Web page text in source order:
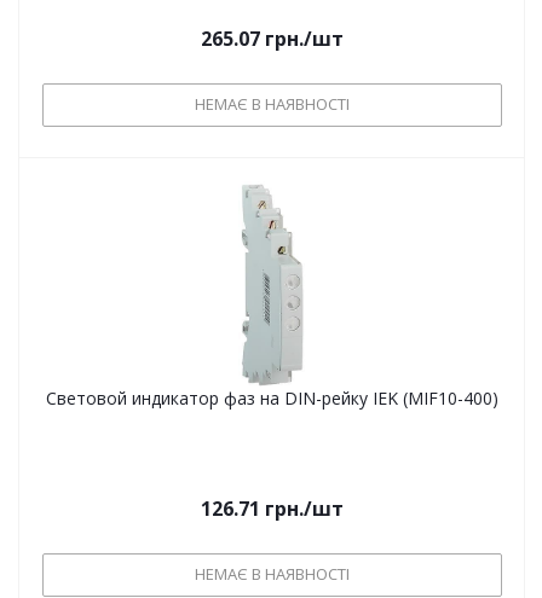
265.07 грн./шт
НЕМАЄ В НАЯВНОСТІ
Световой индикатор фаз на DIN-рейку IEK (MIF10-400)
126.71 грн./шт
НЕМАЄ В НАЯВНОСТІ